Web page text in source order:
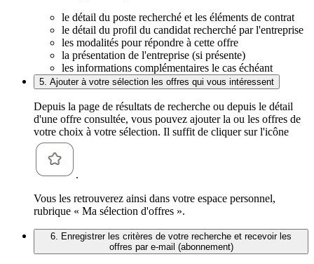
le détail du poste recherché et les éléments de contrat
le détail du profil du candidat recherché par l'entreprise
les modalités pour répondre à cette offre
la présentation de l'entreprise (si présente)
les informations complémentaires le cas échéant
5. Ajouter à votre sélection les offres qui vous intéressent
Depuis la page de résultats de recherche ou depuis le détail
d'une offre consultée, vous pouvez ajouter la ou les offres de
votre choix à votre sélection. Il suffit de cliquer sur l'icône
.
Vous les retrouverez ainsi dans votre espace personnel,
rubrique « Ma sélection d'offres ».
6. Enregistrer les critères de votre recherche et recevoir les
offres par e-mail (abonnement)